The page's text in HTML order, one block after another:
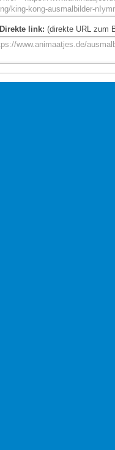
Direkte link: (direkte URL zum